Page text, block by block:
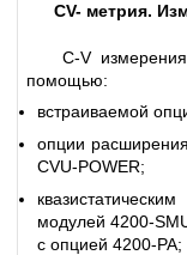
CV- метрия.
С-V
помощью:
встраиваемой
опции
CVU-POWER;
модулей 4200-
с опцией 4200-PA;